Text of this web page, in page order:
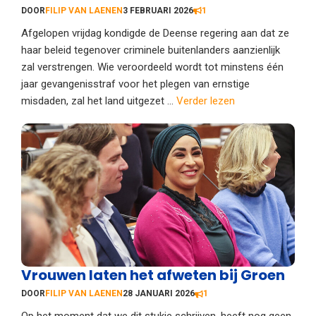
DOOR FILIP VAN LAENEN 3 FEBRUARI 2026 1
Afgelopen vrijdag kondigde de Deense regering aan dat ze
haar beleid tegenover criminele buitenlanders aanzienlijk
zal verstrengen. Wie veroordeeld wordt tot minstens één
jaar gevangenisstraf voor het plegen van ernstige
misdaden, zal het land uitgezet ... Verder lezen
Vrouwen laten het afweten bij Groen
DOOR FILIP VAN LAENEN 28 JANUARI 2026 1